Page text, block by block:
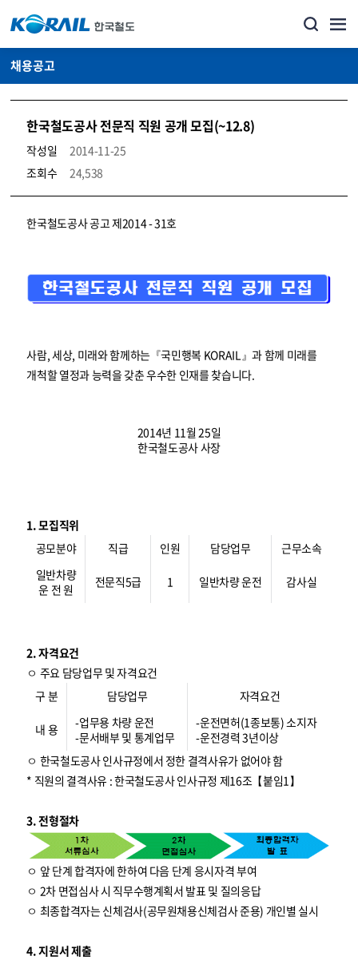
채용공고
한국철도공사 전문직 직원 공개 모집(~12.8)
작성일
2014-11-25
조회수
24,538
코레일소개_경영공시_채용공고 상세보기 – 내용, 파일, 담당자 연락처로 구성
한국철도공사 공고 제2014 - 31호
사람, 세상, 미래와 함께하는『국민행복 KORAIL』과 함께 미래를
개척할 열정과 능력을 갖춘 우수한 인재를 찾습니다.
2014년 11월 25일
한국철도공사 사장
1. 모집직위
공모분야
직급 인원 담당업무
근무소속
일반차량
운 전 원
전문직5급 1 일반차량 운전 감사실
2. 자격요건
ㅇ 주요 담당업무 및 자격요건
구 분
담당업무 자격요건
내 용
-업무용 차량 운전
-문서배부 및 통계업무
-운전면허(1종보통) 소지자
-운전경력 3년이상
ㅇ 한국철도공사 인사규정에서 정한 결격사유가 없어야 함
* 직원의 결격사유 : 한국철도공사 인사규정 제16조【붙임1】
3. 전형절차
ㅇ 앞 단계 합격자에 한하여 다음 단계 응시자격 부여
ㅇ 2차 면접심사 시 직무수행계획서 발표 및 질의응답
ㅇ 최종합격자는 신체검사(공무원채용신체검사 준용) 개인별 실시
4. 지원서 제출